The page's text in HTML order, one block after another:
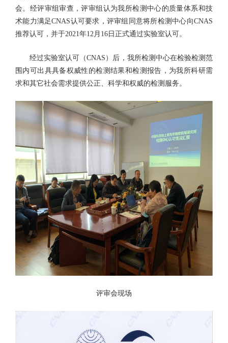
会。经评审组审查，评审组认为我所检测中心的质量体系和技
术能力满足CNAS认可要求，评审组同意将所检测中心向CNAS
推荐认可，并于2021年12月16日正式通过实验室认可。
经过实验室认可（CNAS）后，我所检测中心在检验检测范
围内可出具具备权威性的检测结果和检测报告，为我所科研需
求和其它社会需求提供公正、科学和权威的检测服务。
评审会现场